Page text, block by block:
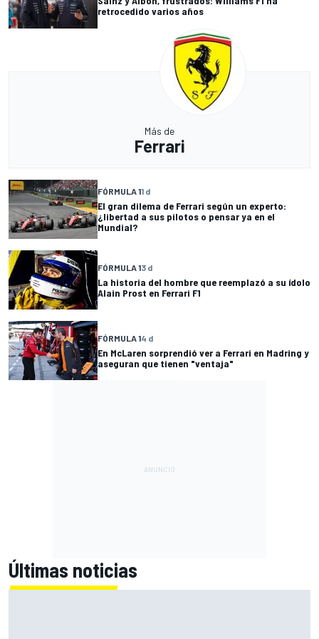
retrocedido varios años
Más de
Ferrari
FÓRMULA 11 d
El gran dilema de Ferrari según un experto:
¿libertad a sus pilotos o pensar ya en el
Mundial?
FÓRMULA 13 d
La historia del hombre que reemplazó a su ídolo
Alain Prost en Ferrari F1
FÓRMULA 14 d
En McLaren sorprendió ver a Ferrari en Madring y
aseguran que tienen "ventaja"
Últimas noticias